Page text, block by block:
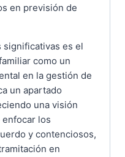
en previsión de
significativas es el
como un
en la gestión de
un apartado
una visión
los
y contenciosos,
en